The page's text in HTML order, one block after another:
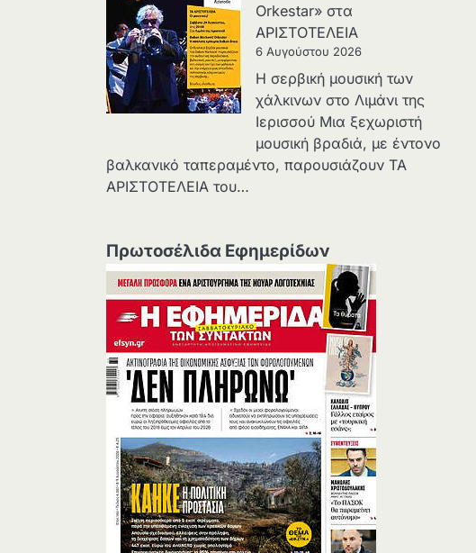
Orkestar» στα
ΑΡΙΣΤΟΤΕΛΕΙΑ
6 Αυγούστου 2026
Η σερβική μουσική των
χάλκινων στο Λιμάνι της
Ιερισσού Μια ξεχωριστή
μουσική βραδιά, με έντονο
βαλκανικό ταπεραμέντο, παρουσιάζουν ΤΑ
ΑΡΙΣΤΟΤΕΛΕΙΑ του…
Πρωτοσέλιδα Εφημερίδων